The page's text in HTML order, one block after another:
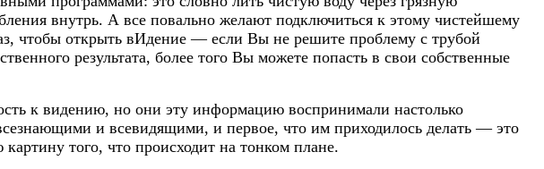
внутрь. А все повально желают подключиться к этому чистейшему
чтобы открыть вИдение — если Вы не решите проблему с трубой
результата, более того Вы можете попасть в свои собственные
к видению, но они эту информацию воспринимали настолько
и всевидящими, и первое, что им приходилось делать — это
того, что происходит на тонком плане.